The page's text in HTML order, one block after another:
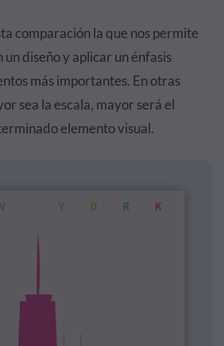
comparación la que nos permite
diseño y aplicar un énfasis
más importantes. En otras
sea la escala, mayor será el
elemento visual.